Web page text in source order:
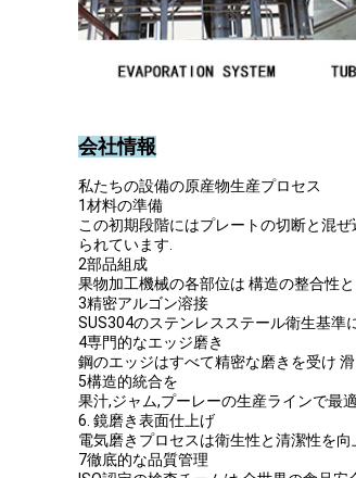
会社情報
私たちの設備の原産物生産プロセス
1材料の準備
この初期段階にはプレートの切断と混
られています.
2部品組成
果物加工機械の各部位は 構造の整合性
3精密アルゴン溶接
SUS304のステンレスステール衛生基準
4専門的なエッジ磨き
鋼のエッジはすべて精密な磨きを受け
5構造的統合を
果汁,ジャム,プーレーの生産ラインで最
6. 鏡磨き表面仕上げ
電気磨きプロセスは衛生性と清潔性を
7徹底的な品質管理